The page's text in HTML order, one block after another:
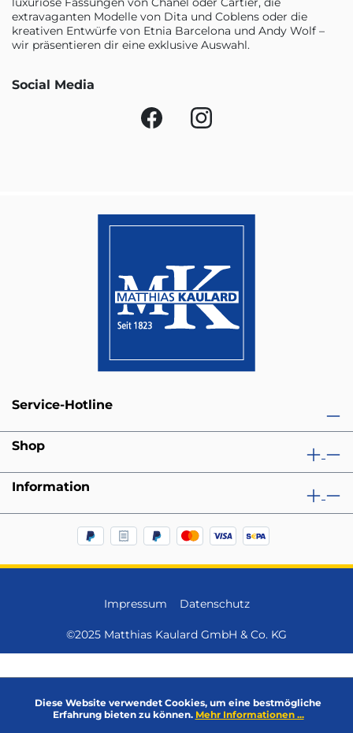
extravaganten Modelle von Dita und Coblens oder die
kreativen Entwürfe von Etnia Barcelona und Andy Wolf –
wir präsentieren dir eine exklusive Auswahl.
Social Media
Service-Hotline
Shop
Information
Impressum Datenschutz
©2025 Matthias Kaulard GmbH & Co. KG
Diese Website verwendet Cookies, um eine bestmögliche
Erfahrung bieten zu können. Mehr Informationen ...